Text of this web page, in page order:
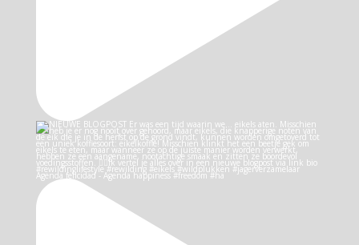
Agenda felicidad - Agenda happiness #freedom #ha